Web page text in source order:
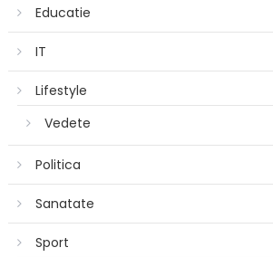
Educatie
IT
Lifestyle
Vedete
Politica
Sanatate
Sport